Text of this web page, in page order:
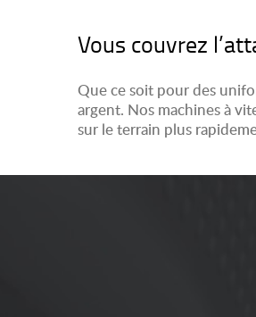
Vous couvrez
Que ce soit pour des
argent. Nos machines à
sur le terrain plus